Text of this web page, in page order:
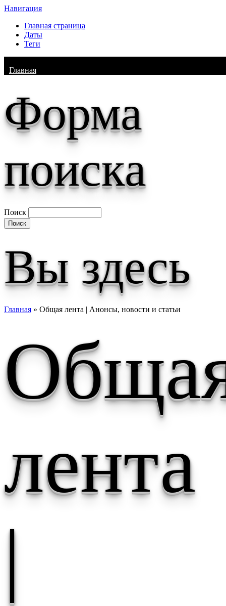
Навигация
Главная страница
Даты
Теги
Главная
Форма
поиска
Поиск
Вы здесь
Главная » Общая лента | Анонсы, новости и статьи
лента
|